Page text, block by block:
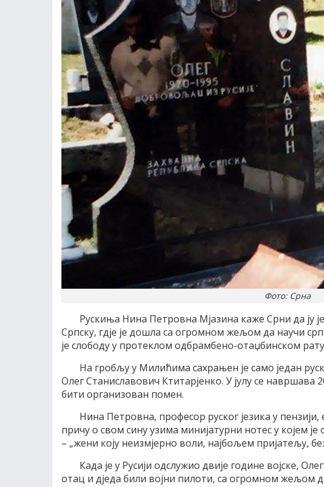
Фото: Срна
Рускиња Нина Петровна Мјазина каже Срни да ју
Српску, гдје је дошла са огромном жељом да научи
је слободу у протеклом одбрамбено-отаџбинском
На гробљу у Милићима сахрањен је само један
Олег Станиславович Ктитарјенко. У јулу се навршава
бити организован помен.
Нина Петровна, професор руског језика у
причу о свом сину узима минијатурни нотес у којем
– „жени коју неизмјерно воли, најбољем пријатељу,
Када је у Русији одслужио двије године војске,
отац и дједа били војни пилоти, са огромном жељом